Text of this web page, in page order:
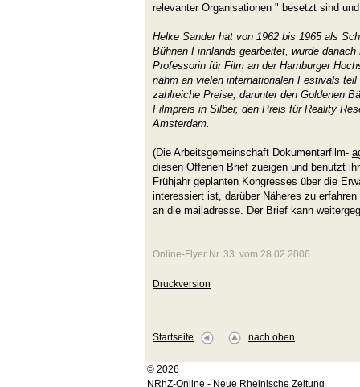
relevanter Organisationen " besetzt sind
Helke Sander hat von 1962 bis 1965 als
Bühnen Finnlands gearbeitet, wurde
Professorin für Film an der Hamburger
nahm an vielen internationalen Festivals
zahlreiche Preise, darunter den Goldenen
Filmpreis in Silber, den Preis für Reality
Amsterdam.
(Die Arbeitsgemeinschaft Dokumentarfilm-
diesen Offenen Brief zueigen und benutzt
Frühjahr geplanten Kongresses über die
interessiert ist, darüber Näheres zu
an die mailadresse. Der Brief kann
Online-Flyer Nr. 33 vom 28.02.2006
Druckversion
Startseite nach oben
© 2026
NRhZ-Online - Neue Rheinische Zeitung